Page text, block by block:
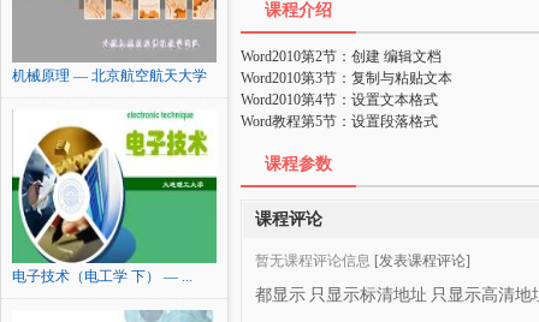
机械原理 — 北京航空航天大学
电子技术（电工学 下） — ...
课程介绍
Word2010第2节：创建 编辑文档
Word2010第3节：复制与粘贴文本
Word2010第4节：设置文本格式
Word教程第5节：设置段落格式
课程参数
课程评论
暂无课程评论信息 [发表课程评论]
都显示 只显示标清地址 只显示高清地